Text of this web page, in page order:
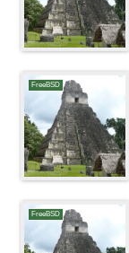
FreeBSD
FreeBSD